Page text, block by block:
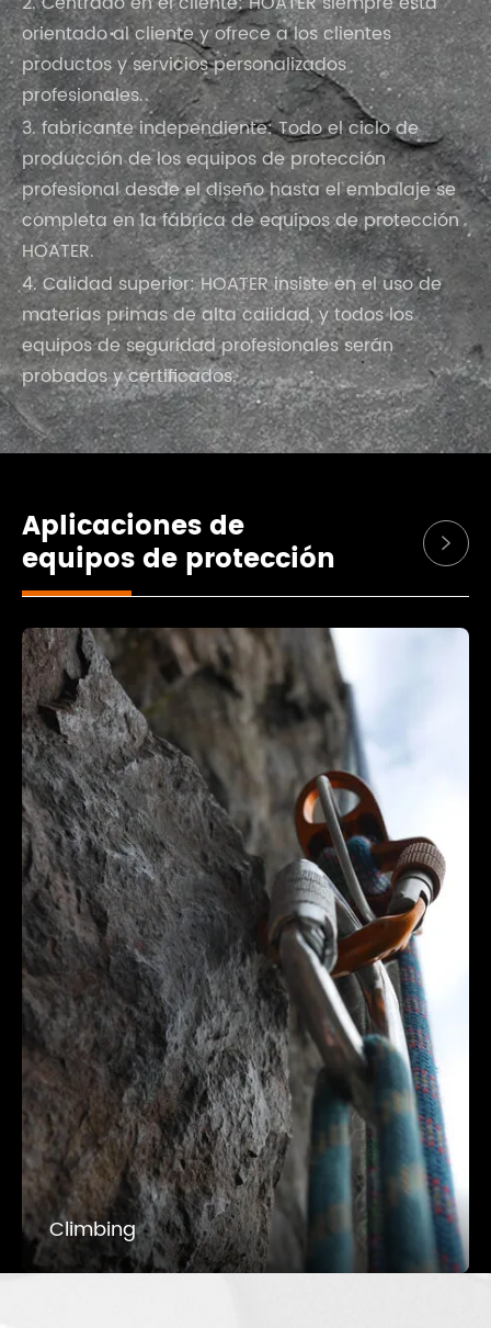
orientado al cliente y ofrece a los clientes
productos y servicios personalizados
profesionales.
3. fabricante independiente: Todo el ciclo de
producción de los equipos de protección
profesional desde el diseño hasta el embalaje se
completa en la fábrica de equipos de protección
HOATER.
4. Calidad superior: HOATER insiste en el uso de
materias primas de alta calidad, y todos los
equipos de seguridad profesionales serán
probados y certificados.
Aplicaciones de
equipos de protección 
Climbing